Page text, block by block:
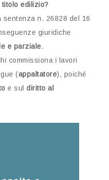
titolo edilizio?
sentenza n. 26828 del 16
giuridiche
e parziale.
commissiona i lavori
(appaltatore), poiché
e sul diritto al